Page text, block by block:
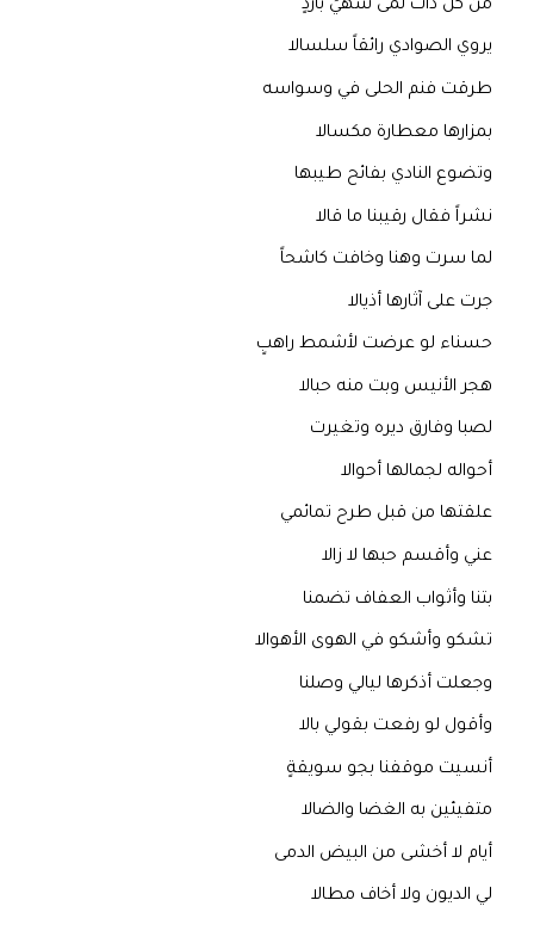
من كل ذات لمى شهيٍّ باردٍ
يروي الصوادي رائقاً سلسالا
طرقت فنم الحلى في وسواسه
بمزارها معطارة مكسالا
وتضوع النادي بفائح طيبها
نشراً فقال رقيبنا ما قالا
لما سرت وهنا وخافت كاشحاً
جرت على آثارها أذيالا
حسناء لو عرضت لأشمط راهبٍ
هجر الأنيس وبت منه حبالا
لصبا وفارق ديره وتغيرت
أحواله لجمالها أحوالا
علقتها من قبل طرح تمائمي
عني وأقسم حبها لا زالا
بتنا وأثواب العفاف تضمنا
تشكو وأشكو في الهوى الأهوالا
وجعلت أذكرها ليالي وصلنا
وأقول لو رفعت بقولي بالا
أنسيت موقفنا بجو سويقةٍ
متفيئين به الغضا والضالا
أيام لا أخشى من البيض الدمى
لي الديون ولا أخاف مطالا